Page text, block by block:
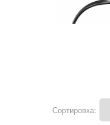
Сортировка: